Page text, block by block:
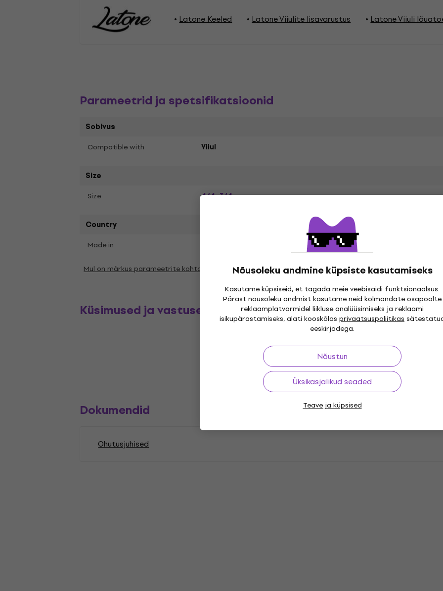
Nõusoleku andmine küpsiste kasutamiseks
Kasutame küpsiseid, et tagada meie veebisaidi funktsionaalsus.
Pärast nõusoleku andmist kasutame neid kolmandate osapoolte
reklaamplatvormidel liikluse analüüsimiseks ja reklaami
isikupärastamiseks, alati kooskõlas privaatsuspoliitikas
eeskirjadega.
Nõustun
Üksikasjalikud seaded
Teave ja küpsised
Latone Keeled Latone Viiulite lisavarustus Latone Viiuli
Parameetrid ja spetsifikatsioonid
Sobivus
Compatible with Viiul
Size
Size 4/4,3/4
Country
Made in
Mul on märkus parameetrite kohta
Küsimused ja vastused
Dokumendid
Ohutusjuhised